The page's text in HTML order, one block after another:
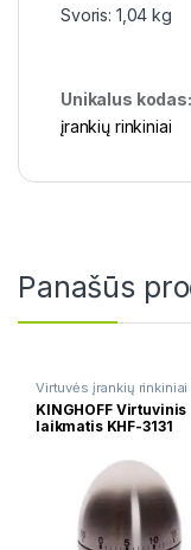
Svoris: 1,04 kg
Unikalus kodas:
įrankių rinkiniai
Panašūs
Virtuvės įrankių rinkiniai
KINGHOFF Virtuvinis
laikmatis KHF-3131